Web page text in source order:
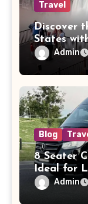
Travel
Discover
States
GuideAdmin
Blog
8 Seater
Ideal for
Admin